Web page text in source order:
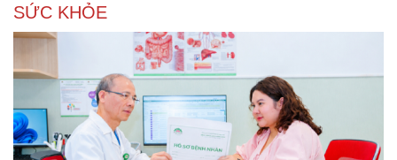
SỨC KHỎE